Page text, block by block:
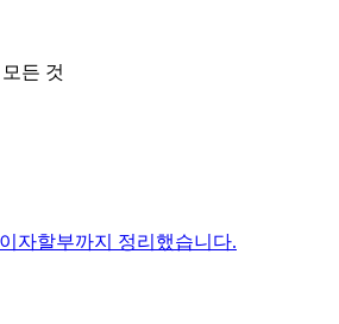
든 것
자할부까지 정리했습니다.